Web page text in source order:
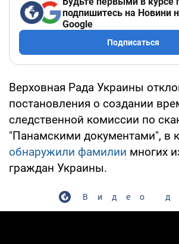
подпишитесь на Новини
Google
Подписаться
Верховная Рада Украины
постановления о создании
следственной комиссии по
"Панамскими документами", в
обнаружили фамилии многих
граждан Украины.
Видео